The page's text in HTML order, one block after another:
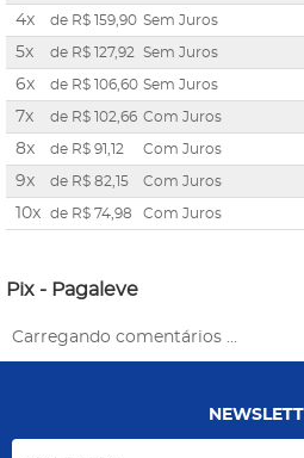
4x de R$ 159,90 Sem Juros
5x de R$ 127,92 Sem Juros
6x de R$ 106,60 Sem Juros
7x de R$ 102,66 Com Juros
8x de R$ 91,12 Com Juros
9x de R$ 82,15 Com Juros
10x de R$ 74,98 Com Juros
Pix - Pagaleve
Carregando comentários ...